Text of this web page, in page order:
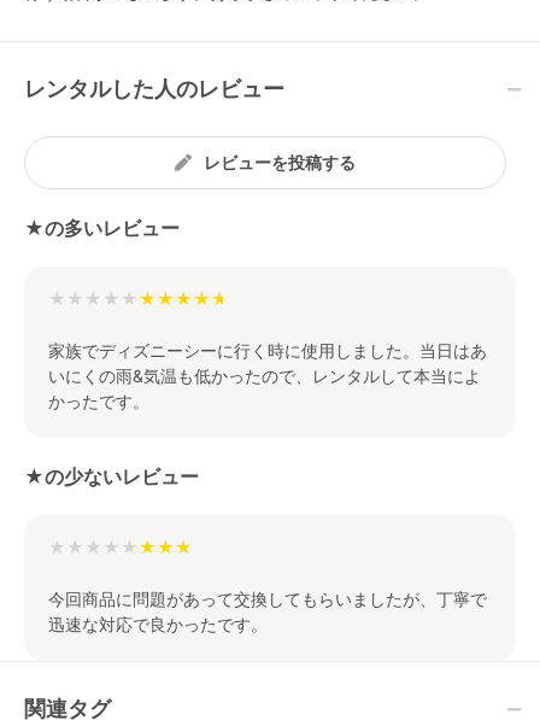
レンタルした人のレビュー
レビューを投稿する
★の多いレビュー
★★★★★
家族でディズニーシーに行く時に使用しました。当日はあ
いにくの雨&気温も低かったので、レンタルして本当によ
かったです。
★の少ないレビュー
★★★★★
今回商品に問題があって交換してもらいましたが、丁寧で
迅速な対応で良かったです。
関連タグ